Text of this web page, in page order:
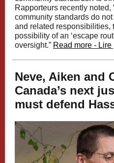
Rapporteurs recently noted,
community standards do
and related responsibilities,
possibility of an ‘escape
oversight.” Read more - Lire
Neve, Aiken and
Canada’s next
must defend